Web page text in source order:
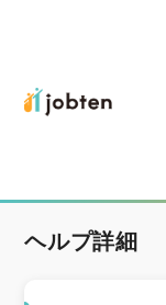
ヘルプ詳細